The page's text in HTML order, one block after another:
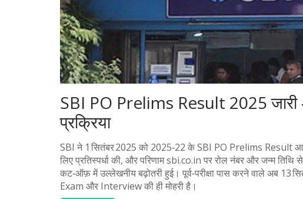
SBI PO Prelims Result 2025
प्रक्रिया
SBI ने 1 सितंबर 2025 को 2025‑22 के SBI PO Prelims Result
लिए प्रतिस्पर्धा की, और परिणाम sbi.co.in पर रोल नंबर और जन्म
कट‑ऑफ़ में उल्लेखनीय बढ़ोतरी हुई। पूर्व‑परीक्षा पास करने वाले अब 13
Exam और Interview की ही मोहरी है।